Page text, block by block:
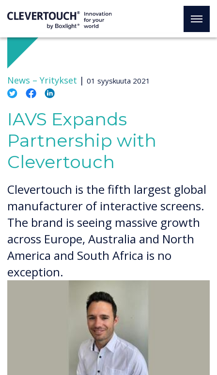
News – Yritykset | 01 syyskuuta 2021
IAVS Expands
Partnership with
Clevertouch
Clevertouch is the fifth largest global
manufacturer of interactive screens.
The brand is seeing massive growth
across Europe, Australia and North
America and South Africa is no
exception.